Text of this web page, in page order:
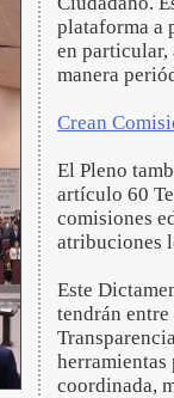
plataforma a
en particular,
manera
Crean
El Pleno
artículo 60
comisiones
atribuciones
Este
tendrán
coordinada,